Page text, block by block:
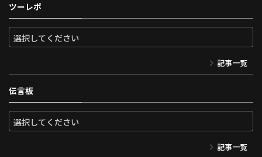
ツーレポ
記事一覧
伝言板
記事一覧